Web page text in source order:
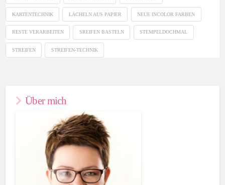
KARTENTECHNIK LÄCHELN AUS PAPIER NEUE INCOLOR FARBEN
RESTE VERARBEITEN SREIFEN BASTELN STEMPELDOCHMAL
STREIFEN STREIFEN-TECHNIK
Über mich